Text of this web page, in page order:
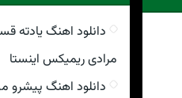
دانلود اهنگ یادته
مرادی ریمیکس اینستا
دانلود اهنگ